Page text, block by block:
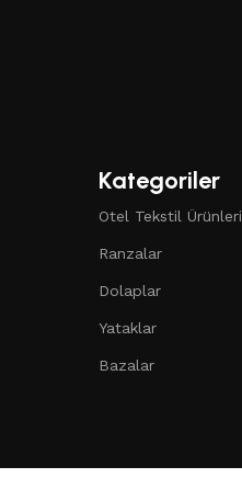
Kategoriler
Otel Tekstil Ürünleri
Ranzalar
Dolaplar
Yataklar
Bazalar